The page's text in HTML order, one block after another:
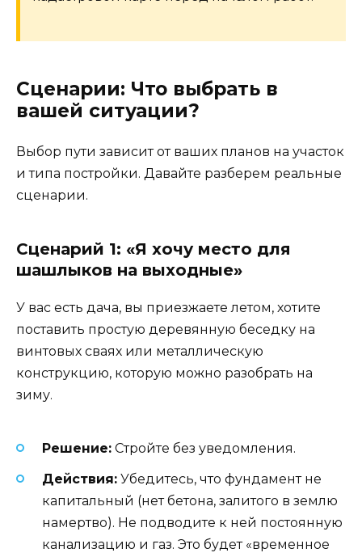
Сценарии: Что выбрать в
вашей ситуации?
Выбор пути зависит от ваших планов на участок
и типа постройки. Давайте разберем реальные
сценарии.
Сценарий 1: «Я хочу место для
шашлыков на выходные»
У вас есть дача, вы приезжаете летом, хотите
поставить простую деревянную беседку на
винтовых сваях или металлическую
конструкцию, которую можно разобрать на
зиму.
Решение: Стройте без уведомления.
Действия: Убедитесь, что фундамент не
капитальный (нет бетона, залитого в землю
намертво). Не подводите к ней постоянную
канализацию и газ. Это будет «временное